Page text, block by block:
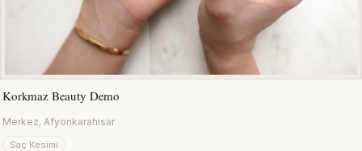
Korkmaz Beauty Demo
Merkez, Afyonkarahisar
Saç Kesimi